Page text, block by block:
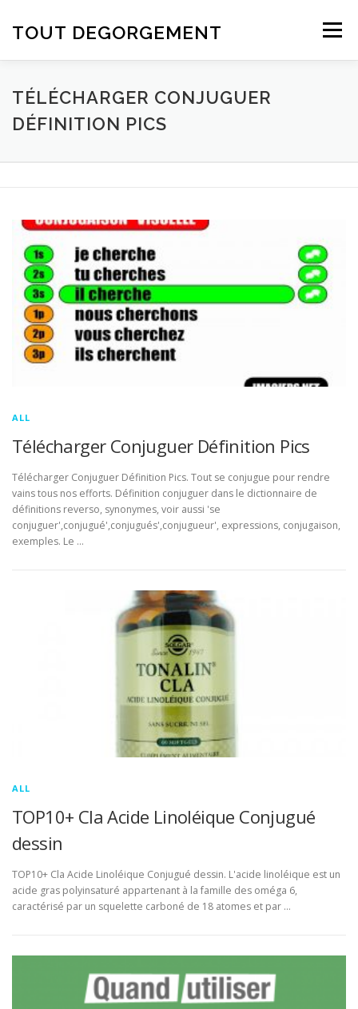
TOUT DEGORGEMENT Menu
TÉLÉCHARGER CONJUGUER
DÉFINITION PICS
ALL
Télécharger Conjuguer Définition Pics
Télécharger Conjuguer Définition Pics. Tout se conjugue pour rendre
vains tous nos efforts. Définition conjuguer dans le dictionnaire de
définitions reverso, synonymes, voir aussi 'se
conjuguer',conjugué',conjugués',conjugueur', expressions, conjugaison,
exemples. Le …
ALL
TOP10+ Cla Acide Linoléique Conjugué
dessin
TOP10+ Cla Acide Linoléique Conjugué dessin. L'acide linoléique est un
acide gras polyinsaturé appartenant à la famille des oméga 6,
caractérisé par un squelette carboné de 18 atomes et par …